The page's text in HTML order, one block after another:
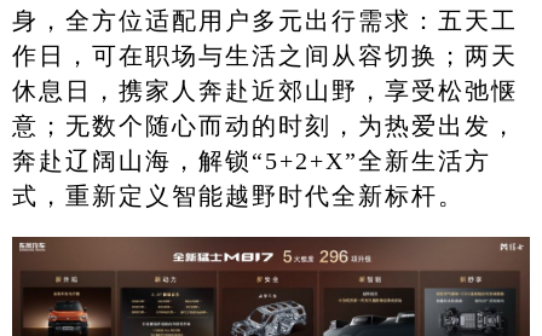
身，全方位适配用户多元出行需求：五天工
作日，可在职场与生活之间从容切换；两天
休息日，携家人奔赴近郊山野，享受松弛惬
意；无数个随心而动的时刻，为热爱出发，
奔赴辽阔山海，解锁“5+2+X”全新生活方
式，重新定义智能越野时代全新标杆。